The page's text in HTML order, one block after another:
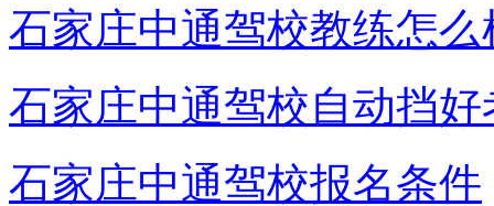
石家庄中通驾校教练怎么
石家庄中通驾校自动挡好
石家庄中通驾校报名条件